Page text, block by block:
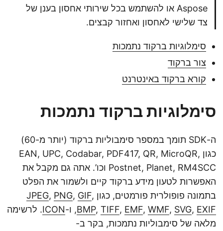
Aspose או להשתמש בכל שירותי אחסון בענן של
צד שלישי לאחסון ואחזור קבצים.
סימלוגיות ברקוד נתמכות
צור ברקוד
קורא ברקוד באינטרנט
סימלוגיות ברקוד נתמכות
ה-SDK תומך במספר סימבוליות ברקוד (יותר מ-60)
כגון EAN, UPC, Codabar, PDF417, QR, MicroQR,
Postnet, Planet, RM4SCC וכו’. אתה גם מקבל את
האפשרות לטעון מידע ברקוד קיים ולשמור את הפלט
בתמונה פופולרית פורמטים, כגון
JPEG ,PNG ,GIF ,
BMP ,TIFF ,EMF ,WMF ,SVG ,EXIF , ו-ICON. לרשימה
מלאה של סימבוליות נתמכות, בקר ב-